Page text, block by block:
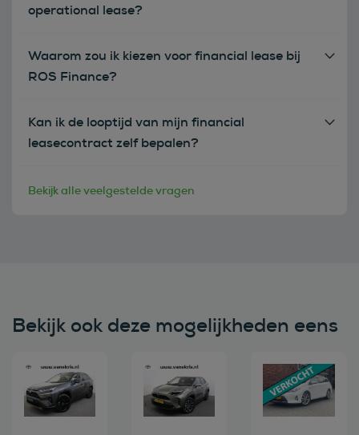
operational lease?
Waarom zou ik kiezen voor financial lease bij
ROS Finance?
Kan ik de looptijd van mijn financial
leasecontract zelf bepalen?
Bekijk alle veelgestelde vragen
Bekijk ook deze mogelijkheden eens
Bekijk deze auto Bekijk deze auto Bekijk deze